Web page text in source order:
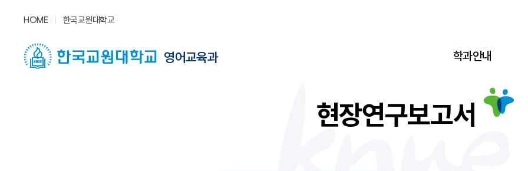
HOME 한국교원대학교
영어교육과 학과안내
현장연구보고서